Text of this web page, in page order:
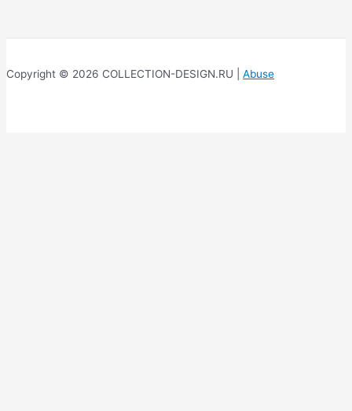
Copyright © 2026 COLLECTION-DESIGN.RU | Abuse